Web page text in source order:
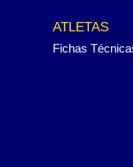
ATLETAS
Fichas